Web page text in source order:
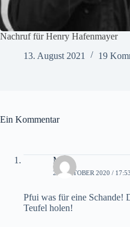
Nachruf für Henry Hafenmayer
13. August 2021
19
Ein Kommentar
Miki
29. OKTOBER 2020 / 17:53
Pfui was für eine Schande!
Teufel holen!